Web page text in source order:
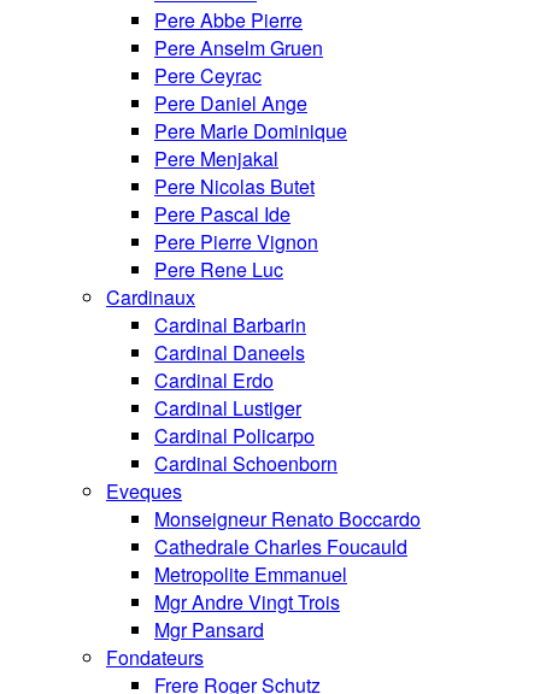
Pere Abbe Pierre
Pere Anselm Gruen
Pere Ceyrac
Pere Daniel Ange
Pere Marie Dominique
Pere Menjakal
Pere Nicolas Butet
Pere Pascal Ide
Pere Pierre Vignon
Pere Rene Luc
Cardinaux
Cardinal Barbarin
Cardinal Daneels
Cardinal Erdo
Cardinal Lustiger
Cardinal Policarpo
Cardinal Schoenborn
Eveques
Monseigneur Renato Boccardo
Cathedrale Charles Foucauld
Metropolite Emmanuel
Mgr Andre Vingt Trois
Mgr Pansard
Fondateurs
Frere Roger Schutz